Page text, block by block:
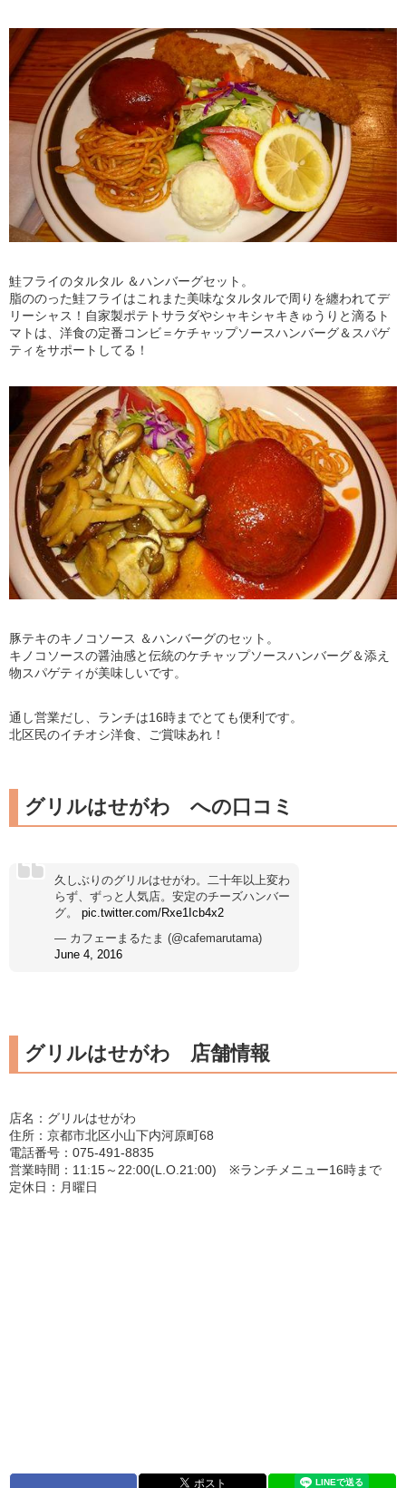
鮭フライのタルタル ＆ハンバーグセット。
脂ののった鮭フライはこれまた美味なタルタルで周りを纏われてデ
リーシャス！自家製ポテトサラダやシャキシャキきゅうりと滴るト
マトは、洋食の定番コンビ＝ケチャップソースハンバーグ＆スパゲ
ティをサポートしてる！
豚テキのキノコソース ＆ハンバーグのセット。
キノコソースの醤油感と伝統のケチャップソースハンバーグ＆添え
物スパゲティが美味しいです。
通し営業だし、ランチは16時までとても便利です。
北区民のイチオシ洋食、ご賞味あれ！
グリルはせがわ への口コミ
久しぶりのグリルはせがわ。二十年以上変わ
らず、ずっと人気店。安定のチーズハンバー
グ。 pic.twitter.com/Rxe1Icb4x2
— カフェーまるたま (@cafemarutama)
June 4, 2016
グリルはせがわ 店舗情報
店名：グリルはせがわ
住所：京都市北区小山下内河原町68
電話番号：075-491-8835
営業時間：11:15～22:00(L.O.21:00) ※ランチメニュー16時まで
定休日：月曜日